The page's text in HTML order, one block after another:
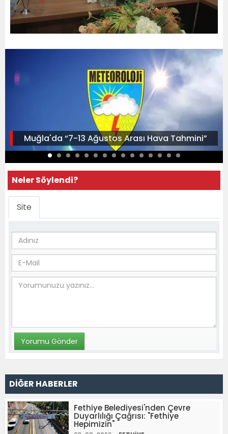
Muğla'da “7-13 Ağustos Arası Hava Tahmini”
Neler Söylendi?
Site
DİĞER HABERLER
Fethiye Belediyesi'nden Çevre
Duyarlılığı Çağrısı: "Fethiye
Hepimizin"